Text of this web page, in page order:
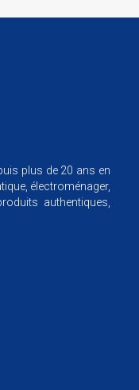
plus de 20 ans en
électroménager,
authentiques,